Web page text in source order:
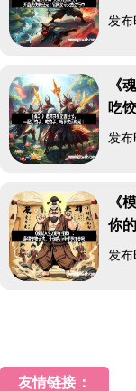
发
《
吃
发
《
你
发
友情链接：